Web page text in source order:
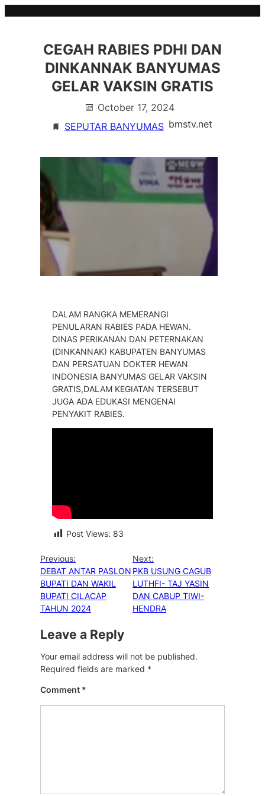
CEGAH RABIES PDHI DAN
DINKANNAK BANYUMAS
GELAR VAKSIN GRATIS
October 17, 2024
SEPUTAR BANYUMAS bmstv.net
DALAM RANGKA MEMERANGI
PENULARAN RABIES PADA HEWAN.
DINAS PERIKANAN DAN PETERNAKAN
(DINKANNAK) KABUPATEN BANYUMAS
DAN PERSATUAN DOKTER HEWAN
INDONESIA BANYUMAS GELAR VAKSIN
GRATIS,DALAM KEGIATAN TERSEBUT
JUGA ADA EDUKASI MENGENAI
PENYAKIT RABIES.
Post Views: 83
Previous:
DEBAT ANTAR PASLON
BUPATI DAN WAKIL
BUPATI CILACAP
TAHUN 2024
Next:
PKB USUNG CAGUB
LUTHFI- TAJ YASIN
DAN CABUP TIWI-
HENDRA
Leave a Reply
Your email address will not be published.
Required fields are marked *
Comment *